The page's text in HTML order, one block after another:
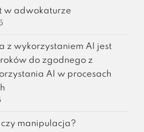
w adwokaturze
z wykorzystaniem AI jest
do zgodnego z
AI w procesach
czy manipulacja?